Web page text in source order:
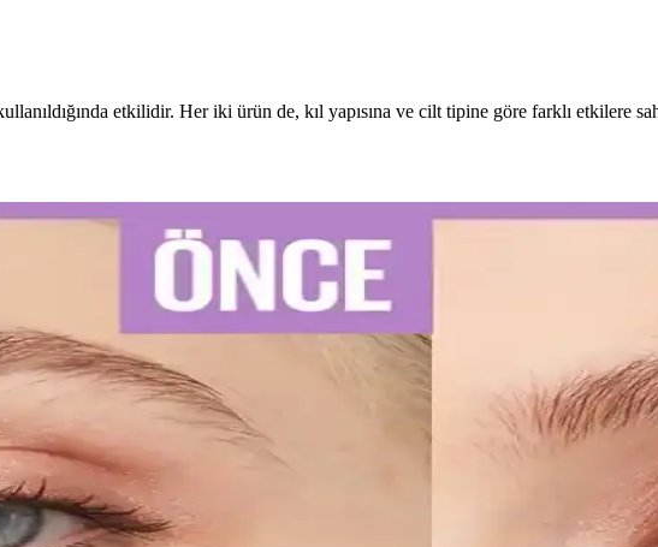
etkilidir. Her iki ürün de, kıl yapısına ve cilt tipine göre farklı etkilere
Seçimi ve Kullanım İpuçları
ulaşmak için doğru diş macunu seçimi ve düzenli kullanım önemlidir. Uzman
Dayanan ve Pratik Kullanım İpuçları
formülleriyle uzun süre kalıcı ve net çizgiler sağlar. Uygulama ve bakım ipuçlarıyla
ve M378 Modellerinin Detaylı Analizi
ve parlaklık sunan kalıcı ojeler arasında öne çıkar. Bu modellerin özellikleri ve
Mükemmel Dudaklara Ulaşın